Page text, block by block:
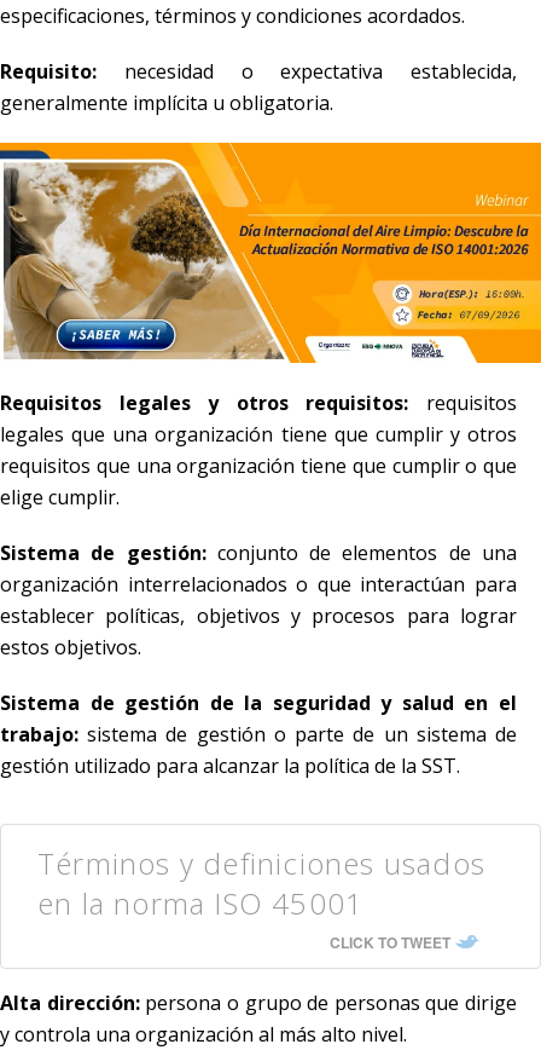
especificaciones, términos y condiciones acordados.
Requisito: necesidad o expectativa establecida,
generalmente implícita u obligatoria.
Requisitos legales y otros requisitos: requisitos
legales que una organización tiene que cumplir y otros
requisitos que una organización tiene que cumplir o que
elige cumplir.
Sistema de gestión: conjunto de elementos de una
organización interrelacionados o que interactúan para
establecer políticas, objetivos y procesos para lograr
estos objetivos.
Sistema de gestión de la seguridad y salud en el
trabajo:sistema de gestión o parte de un sistema de
gestión utilizado para alcanzar la política de la SST.
Términos y definiciones usados
en la norma ISO 45001
CLICK TO TWEET
Alta dirección: persona o grupo de personas que dirige
y controla una organización al más alto nivel.